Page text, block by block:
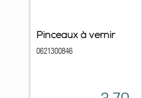
Pinceaux à vernir
0621300846